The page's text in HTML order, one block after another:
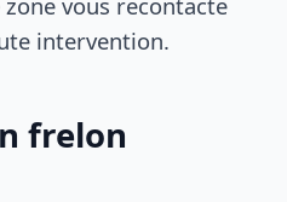
intervention.
frelon